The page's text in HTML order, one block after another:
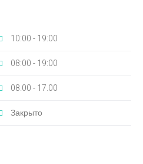
10:00 - 19:00
08:00 - 19:00
08.00 - 17.00
Закрыто